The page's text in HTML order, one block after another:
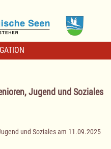
Jugend und Soziales
und Soziales am 11.09.2025